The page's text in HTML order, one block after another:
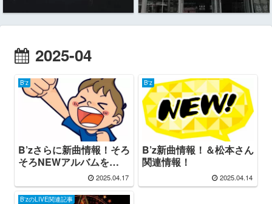
2025-04
B'z
B’zさらに新曲情報！そろ
そろNEWアルバムを…
2025.04.17
B'z
B’z新曲情報！＆松本さん
関連情報！
2025.04.14
B'zのLIVE関連記事